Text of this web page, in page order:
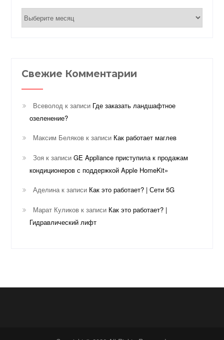
Архивы
Свежие Комментарии
Всеволод к записи Где заказать ландшафтное
озеленение?
Максим Беляков к записи Как работает маглев
Зоя к записиGE Appliance приступила к продажам
кондиционеров с поддержкой Apple HomeKit»
Аделинак записи Как это работает? | Сети 5G
Марат Куликов к записи Как это работает? |
Гидравлический лифт